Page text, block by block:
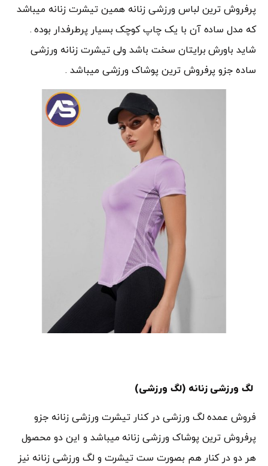
پرفروش ترین لباس ورزشی زنانه همین تیشرت زنانه میباشد
که مدل ساده آن با یک چاپ کوچک بسیار پرطرفدار بوده .
شاید باورش برایتان سخت باشد ولی تیشرت زنانه ورزشی
ساده جزو پرفروش ترین پوشاک ورزشی میباشد .
لگ ورزشی زنانه (لگ ورزشی)
فروش عمده لگ ورزشی در کنار تیشرت ورزشی زنانه جزو
پرفروش ترین پوشاک ورزشی زنانه میباشد و این دو محصول
هر دو در کنار هم بصورت ست تیشرت و لگ ورزشی زنانه نیز